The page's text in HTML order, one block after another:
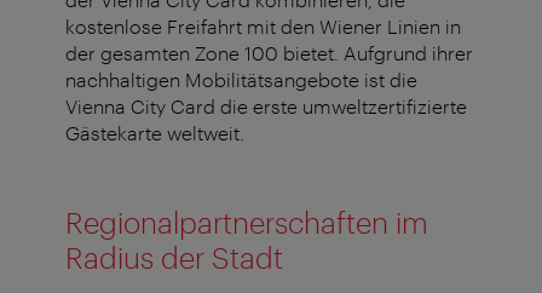
kostenlose Freifahrt mit den Wiener Linien in
der gesamten Zone 100 bietet. Aufgrund ihrer
nachhaltigen Mobilitätsangebote ist die
Vienna City Card die erste umweltzertifizierte
Gästekarte weltweit.
Regionalpartnerschaften im
Radius der Stadt